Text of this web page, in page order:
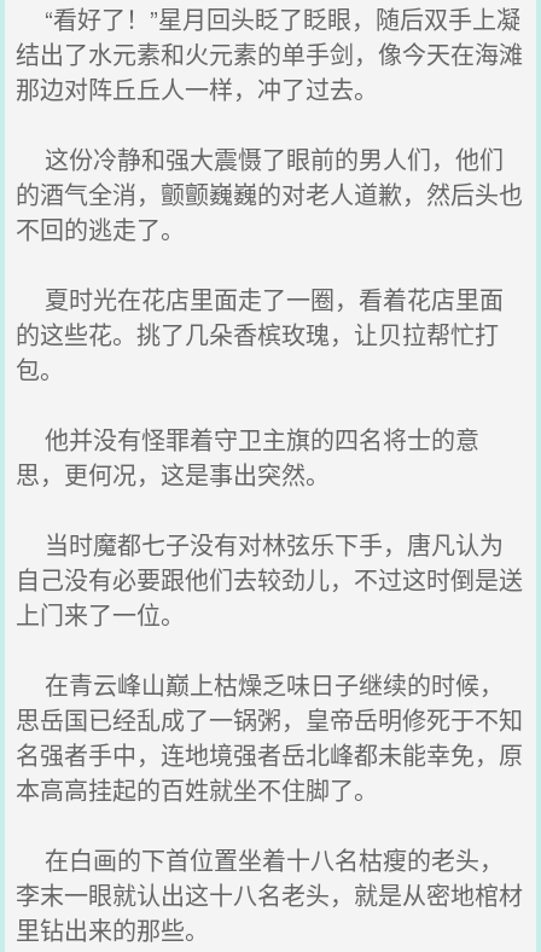
“看好了！”星月回头眨了眨眼，随后双手上凝
结出了水元素和火元素的单手剑，像今天在海滩
那边对阵丘丘人一样，冲了过去。
这份冷静和强大震慑了眼前的男人们，他们
的酒气全消，颤颤巍巍的对老人道歉，然后头也
不回的逃走了。
夏时光在花店里面走了一圈，看着花店里面
的这些花。挑了几朵香槟玫瑰，让贝拉帮忙打
包。
他并没有怪罪着守卫主旗的四名将士的意
思，更何况，这是事出突然。
当时魔都七子没有对林弦乐下手，唐凡认为
自己没有必要跟他们去较劲儿，不过这时倒是送
上门来了一位。
在青云峰山巅上枯燥乏味日子继续的时候，
思岳国已经乱成了一锅粥，皇帝岳明修死于不知
名强者手中，连地境强者岳北峰都未能幸免，原
本高高挂起的百姓就坐不住脚了。
在白画的下首位置坐着十八名枯瘦的老头，
李末一眼就认出这十八名老头，就是从密地棺材
里钻出来的那些。